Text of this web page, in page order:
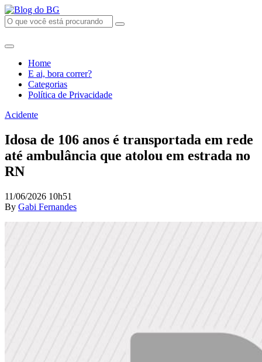
Home
E ai, bora correr?
Categorias
Política de Privacidade
Acidente
Idosa de 106 anos é transportada em rede
até ambulância que atolou em estrada no
RN
11/06/2026 10h51
By Gabi Fernandes